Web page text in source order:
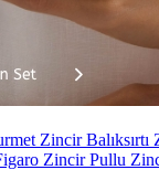
Zincir
ZincirPullu